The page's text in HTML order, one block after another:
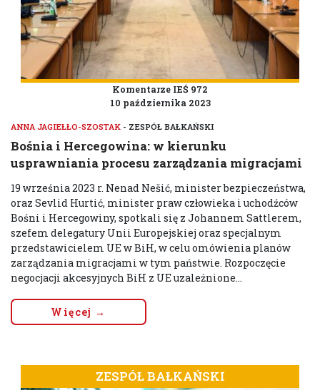
Komentarze IEŚ 972
10 października 2023
ANNA JAGIEŁŁO-SZOSTAK - ZESPÓŁ BAŁKAŃSKI
Bośnia i Hercegowina: w kierunku
usprawniania procesu zarządzania migracjami
19 września 2023 r. Nenad Nešić, minister bezpieczeństwa,
oraz Sevlid Hurtić, minister praw człowieka i uchodźców
Bośni i Hercegowiny, spotkali się z Johannem Sattlerem,
szefem delegatury Unii Europejskiej oraz specjalnym
przedstawicielem UE w BiH, w celu omówienia planów
zarządzania migracjami w tym państwie. Rozpoczęcie
negocjacji akcesyjnych BiH z UE uzależnione...
Więcej →
ZESPÓŁ BAŁKAŃSKI